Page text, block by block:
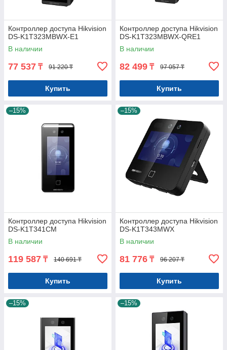
Контроллер доступа Hikvision
DS-K1T323MBWX-E1
В наличии
77 537 ₸ 91 220 ₸
Купить
Контроллер доступа Hikvision
DS-K1T323MBWX-QRE1
В наличии
82 499 ₸ 97 057 ₸
Купить
–15%
Контроллер доступа Hikvision
DS-K1T341CM
В наличии
119 587 ₸ 140 691 ₸
Купить
–15%
Контроллер доступа Hikvision
DS-K1T343MWX
В наличии
81 776 ₸ 96 207 ₸
Купить
–15% –15%